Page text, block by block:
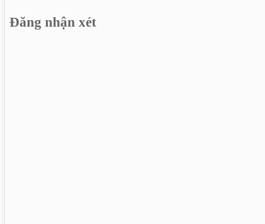
Đăng nhận xét